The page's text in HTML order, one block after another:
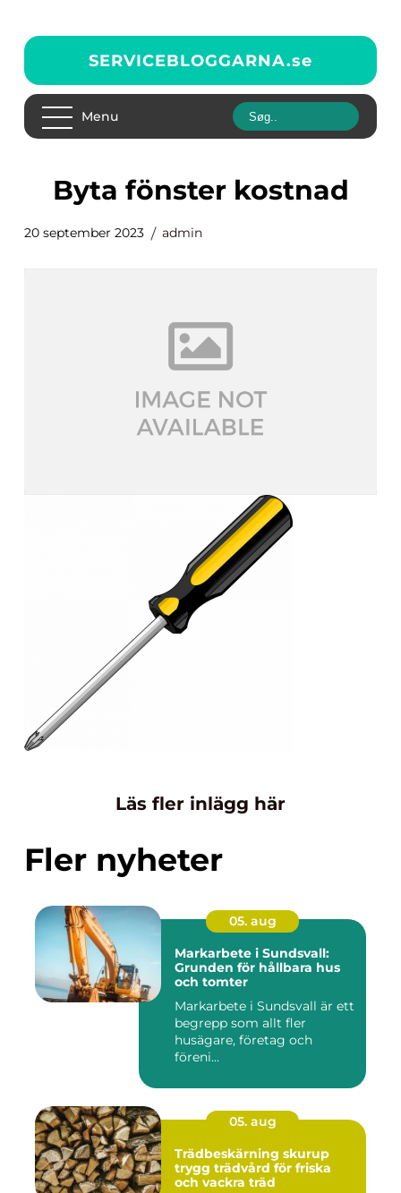
SERVICEBLOGGARNA.se
Menu
byta fönster kostnad
20 september 2023 admin
Läs fler inlägg här
Fler nyheter
05. aug
Markarbete i Sundsvall:
Grunden för hållbara hus
och tomter
Markarbete i Sundsvall är ett
begrepp som allt fler
husägare, företag och
föreni...
05. aug
Trädbeskärning skurup
trygg trädvård för friska
och vackra träd